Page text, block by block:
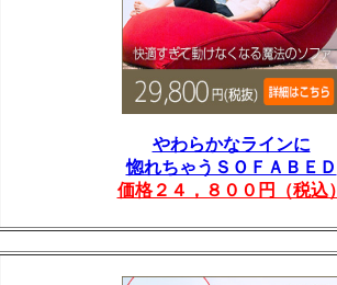
やわらかなラインに
惚れちゃうＳＯＦＡＢＥＤ
価格２４，８００円（税込）